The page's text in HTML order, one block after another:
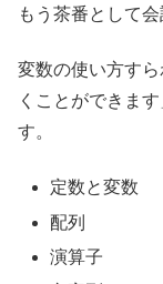
もう茶番として
変数の使い方す
くことができま
す。
定数と変数
配列
演算子